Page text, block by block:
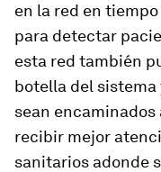
en la red en
para detectar
esta red también
botella del sistema
sean encaminados
recibir mejor
sanitarios adonde